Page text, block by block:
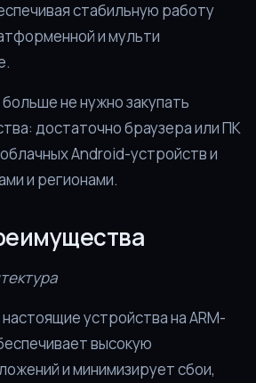
стабильную работу
и мульти
не нужно закупать
достаточно браузера или ПК
Android-устройств и
и регионами.
устройства на ARM-
высокую
и минимизирует сбои,